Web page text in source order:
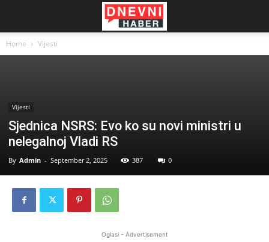
Home Vijesti
Vijesti
Sjednica NSRS: Evo ko su novi ministri u
nelegalnoj Vladi RS
By Admin - September 2, 2025 387 0
Oglasi - Advertisement